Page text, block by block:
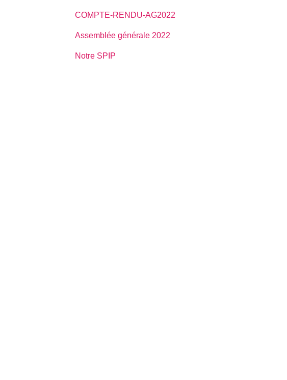
COMPTE-RENDU-AG2022
Assemblée générale 2022
Notre SPIP